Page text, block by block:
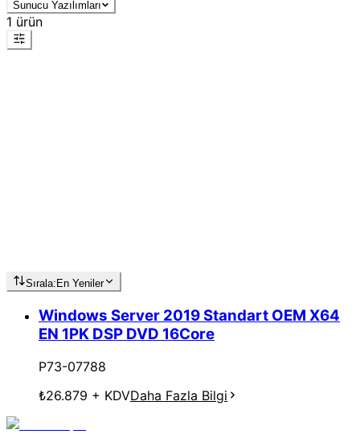
Sunucu Yazılımları
1 ürün
Sırala:En Yeniler
Windows Server 2019 Standart OEM X64
EN 1PK DSP DVD 16Core
P73-07788
₺26.879 + KDVDaha Fazla Bilgi